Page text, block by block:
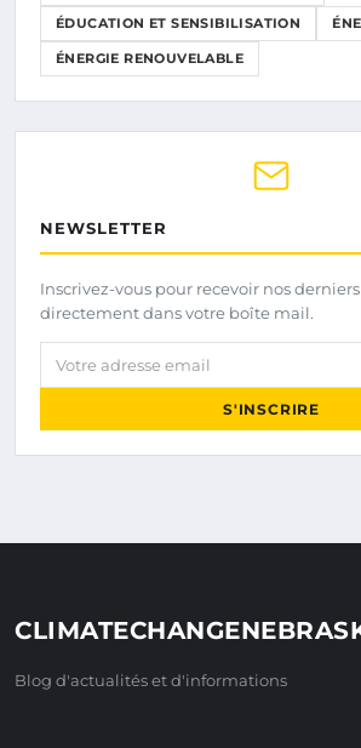
ÉDUCATION ET SENSIBILISATION
ÉNERGIE RENOUVELABLE
NEWSLETTER
Inscrivez-vous pour recevoir nos
directement dans votre boîte mail.
Votre adresse email
S'INSCRIRE
Blog d'actualités et d'informations